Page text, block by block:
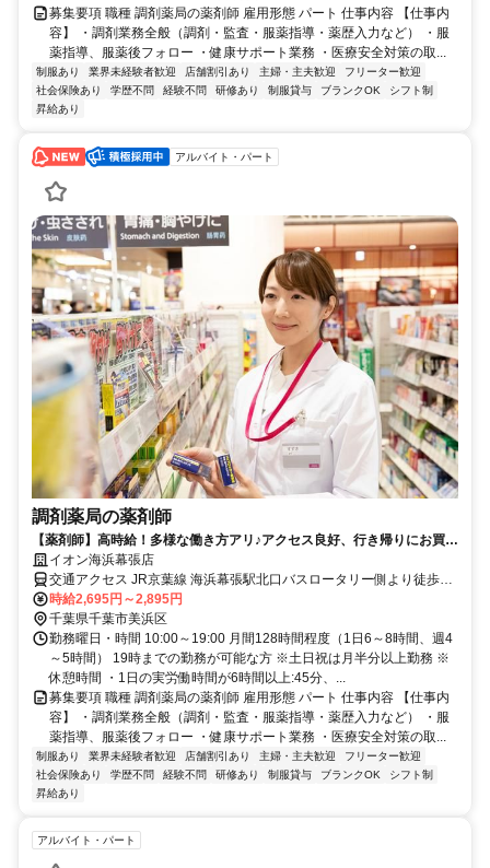
募集要項 職種 調剤薬局の薬剤師 雇用形態 パート 仕事内容 【仕事内
容】 ・調剤業務全般（調剤・監査・服薬指導・薬歴入力など） ・服
薬指導、服薬後フォロー ・健康サポート業務 ・医療安全対策の取...
制服あり 業界未経験者歓迎 店舗割引あり 主婦・主夫歓迎
フリーター歓迎
社会保険あり
学歴不問 経験不問 研修あり 制服貸与 ブランクOK
シフト制
昇給あり
アルバイト・パート
調剤薬局の薬剤師
【薬剤師】高時給！多様な働き方アリ♪アクセス良好、行き帰りにお買い
物OK！イオン薬局で働きませんか？
イオン海浜幕張店
交通アクセス JR京葉線 海浜幕張駅北口バスロータリー側より徒歩7
分
時給2,695円～2,895円
千葉県千葉市美浜区
勤務曜日・時間 10:00～19:00 月間128時間程度（1日6～8時間、週4
～5時間） 19時までの勤務が可能な方 ※土日祝は月半分以上勤務 ※
休憩時間 ・1日の実労働時間が6時間以上:45分、...
募集要項 職種 調剤薬局の薬剤師 雇用形態 パート 仕事内容 【仕事内
容】 ・調剤業務全般（調剤・監査・服薬指導・薬歴入力など） ・服
薬指導、服薬後フォロー ・健康サポート業務 ・医療安全対策の取...
制服あり 業界未経験者歓迎 店舗割引あり 主婦・主夫歓迎
フリーター歓迎
社会保険あり
学歴不問 経験不問 研修あり 制服貸与 ブランクOK
シフト制
昇給あり
アルバイト・パート